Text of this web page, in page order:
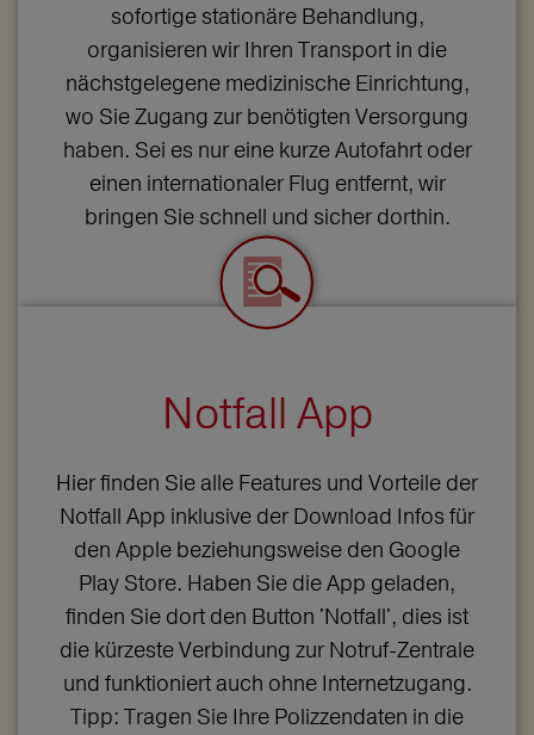
sofortige stationäre Behandlung,
organisieren wir Ihren Transport in die
nächstgelegene medizinische Einrichtung,
wo Sie Zugang zur benötigten Versorgung
haben. Sei es nur eine kurze Autofahrt oder
einen internationaler Flug entfernt, wir
bringen Sie schnell und sicher dorthin.
Notfall App
Hier finden Sie alle Features und Vorteile der
Notfall App inklusive der Download Infos für
den Apple beziehungsweise den Google
Play Store. Haben Sie die App geladen,
finden Sie dort den Button 'Notfall', dies ist
die kürzeste Verbindung zur Notruf-Zentrale
und funktioniert auch ohne Internetzugang.
Tipp: Tragen Sie Ihre Polizzendaten in die